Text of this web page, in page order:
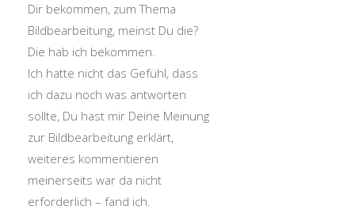
Dir bekommen, zum Thema
Bildbearbeitung, meinst Du die?
Die hab ich bekommen.
Ich hatte nicht das Gefühl, dass
ich dazu noch was antworten
sollte, Du hast mir Deine Meinung
zur Bildbearbeitung erklärt,
weiteres kommentieren
meinerseits war da nicht
erforderlich – fand ich.